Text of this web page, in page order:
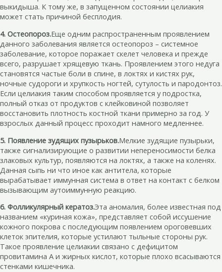
выкидыша. К тому же, в запущенном состоянии целиакия
может стать причиной бесплодия.
4. Остеопороз.Еще одним распространенным проявлением
данного заболевания является остеопороз – системное
заболевание, которое поражает скелет человека и прежде
всего, разрушает хрящевую ткань. Проявлением этого недуга
становятся частые боли в спине, в локтях и кистях рук,
ночные судороги и хрупкость ногтей, сутулость и пародонтоз.
Если целиакия таким способом проявляется у подростка,
полный отказ от продуктов с клейковиной позволяет
восстановить плотность костной ткани примерно за год. У
взрослых данный процесс проходит намного медленнее.
5. Появление зудящих пузырьков.Мелкие зудящие пузырьки,
также сигнализирующие о развитии непереносимости белка
злаковых культур, появляются на локтях, а также на коленях.
Данная сыпь ни что иное как антитела, которые
вырабатывает иммунная система в ответ на контакт с белком
вызывающим аутоиммунную реакцию.
6. Фолликулярный кератоз.Эта аномалия, более известная под
названием «куриная кожа», представляет собой иссушение
кожного покрова с последующим появлением ороговевших
клеток эпителия, которые устилают тыльные стороны рук.
Такое проявление целиакии связано с дефицитом
провитамина A и жирных кислот, которые плохо всасываются
стенками кишечника.